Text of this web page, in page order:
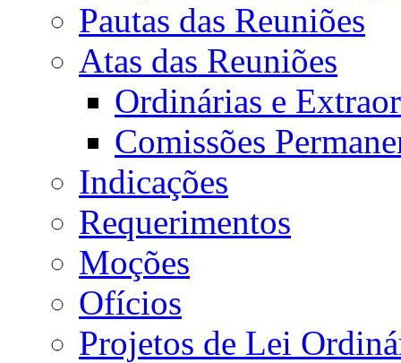
Pautas das Reuniões
Atas das Reuniões
Ordinárias e
Comissões
Indicações
Requerimentos
Moções
Ofícios
Projetos de Lei